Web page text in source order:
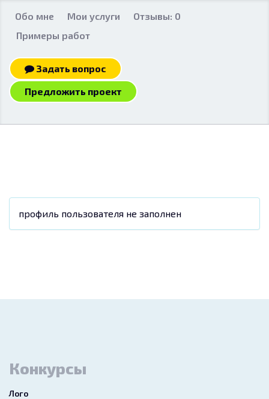
Обо мне Мои услуги
Отзывы: 0
Примеры работ
Задать вопрос
Предложить проект
профиль пользователя не заполнен
Конкурсы
Лого